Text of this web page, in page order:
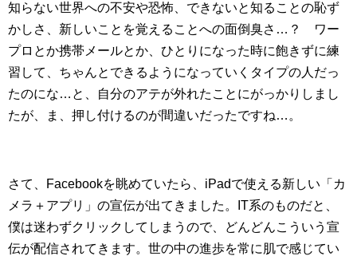
知らない世界への不安や恐怖、できないと知ることの恥ず
かしさ、新しいことを覚えることへの面倒臭さ…？ ワー
プロとか携帯メールとか、ひとりになった時に飽きずに練
習して、ちゃんとできるようになっていくタイプの人だっ
たのにな…と、自分のアテが外れたことにがっかりしまし
たが、ま、押し付けるのが間違いだったですね…。
さて、Facebookを眺めていたら、iPadで使える新しい「カ
メラ＋アプリ」の宣伝が出てきました。IT系のものだと、
僕は迷わずクリックしてしまうので、どんどんこういう宣
伝が配信されてきます。世の中の進歩を常に肌で感じてい